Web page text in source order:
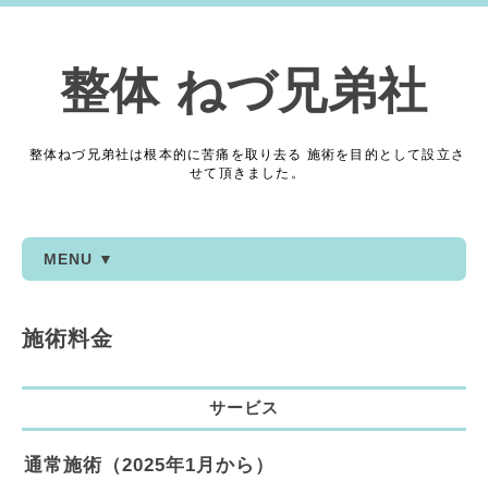
整体 ねづ兄弟社
整体ねづ兄弟社は根本的に苦痛を取り去る 施術を目的として設立さ
せて頂きました。
MENU ▼
施術料金
サービス
通常施術（2025年1月から）